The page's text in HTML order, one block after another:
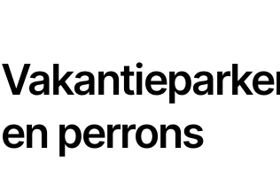
en perrons